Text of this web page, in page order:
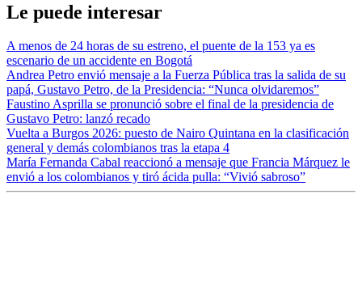
Le puede interesar
A menos de 24 horas de su estreno, el puente de la 153 ya es
escenario de un accidente en Bogotá
Andrea Petro envió mensaje a la Fuerza Pública tras la salida de su
papá, Gustavo Petro, de la Presidencia: “Nunca olvidaremos”
Faustino Asprilla se pronunció sobre el final de la presidencia de
Gustavo Petro: lanzó recado
Vuelta a Burgos 2026: puesto de Nairo Quintana en la clasificación
general y demás colombianos tras la etapa 4
María Fernanda Cabal reaccionó a mensaje que Francia Márquez le
envió a los colombianos y tiró ácida pulla: “Vivió sabroso”